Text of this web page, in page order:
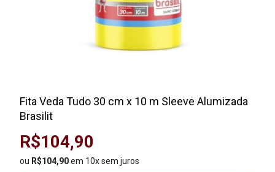
Fita Veda Tudo 30 cm x 10 m Sleeve Alumizada
Brasilit
R$104,90
ou R$104,90em 10x sem juros